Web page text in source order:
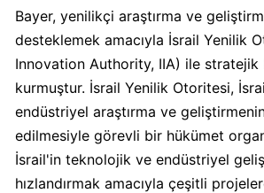
Kimin
Sahibi
Kim?
Cheetos
Boykot
mu?
Cheetos
Bayer, yenilikçi araştırma ve
desteklemek amacıyla İsrail Yenilik
Innovation Authority, IIA) ile stratejik
kurmuştur. İsrail Yenilik Otoritesi,
endüstriyel araştırma ve
edilmesiyle görevli bir hükümet
İsrail'in teknolojik ve endüstriyel
hızlandırmak amacıyla çeşitli